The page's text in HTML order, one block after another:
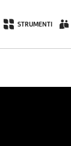
STRUMENTI